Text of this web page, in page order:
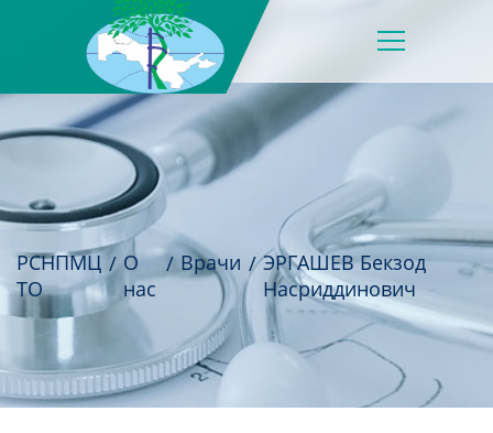
РСНПМЦ
ТО
О
нас
Врачи
ЭРГАШЕВ Бекзод
Насриддинович